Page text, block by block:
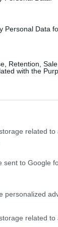
Personal Data
Retention,
with the
related
sent to Google
personalized
related to